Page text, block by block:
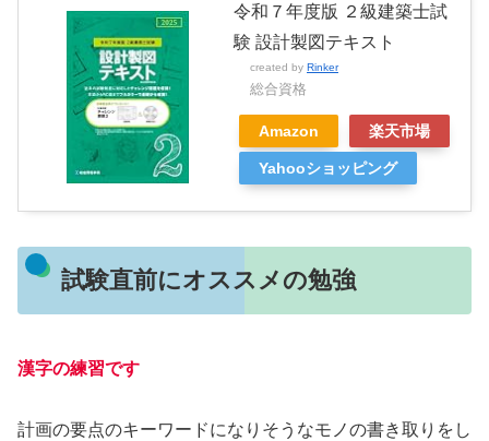
令和７年度版 ２級建築士試
験 設計製図テキスト
created by Rinker
総合資格
Amazon 楽天市場
Yahooショッピング
試験直前にオススメの勉強
漢字の練習です
計画の要点のキーワードになりそうなモノの書き取りをし